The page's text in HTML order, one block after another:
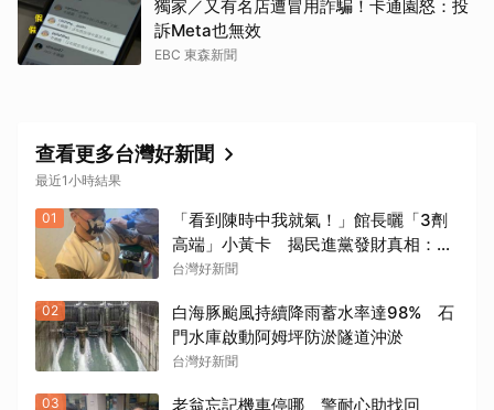
獨家／又有名店遭冒用詐騙！卡通園怒：投
訴Meta也無效
EBC 東森新聞
查看更多台灣好新聞
最近1小時結果
01
「看到陳時中我就氣！」館長曬「3劑
高端」小黃卡 揭民進黨發財真相：青
鳥全失智了嗎？
台灣好新聞
02
白海豚颱風持續降雨蓄水率達98% 石
門水庫啟動阿姆坪防淤隧道沖淤
台灣好新聞
03 老翁忘記機車停哪 警耐心助找回
取消